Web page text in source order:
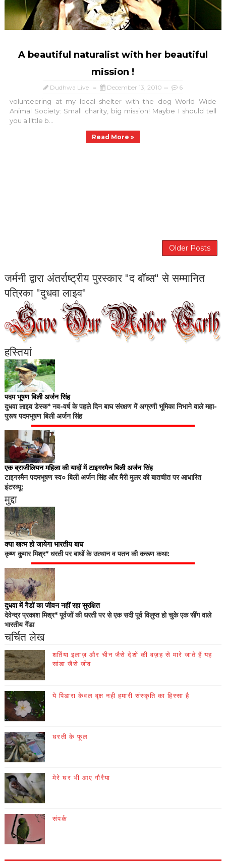
A beautiful naturalist with her beautiful
mission !
Dudhwa Live December 13, 2010 6
volunteering at my local shelter with the dog World Wide
Animal Society: Small charity, big mission! Maybe I should tell
you a little b...
Read More »
Older Posts
जर्मनी द्वारा अंतर्राष्ट्रीय पुरस्कार "द बॉब्स" से सम्मानित
पत्रिका "दुधवा लाइव"
हस्तियां
पदम भूषण बिली अर्जन सिंह
दुधवा लाइव डेस्क* नव-वर्ष के पहले दिन बाघ संरक्षण में अग्रणी भूमिका निभाने वाले महा-
पुरूष पदमभूषण बिली अर्जन सिंह
एक ब्राजीलियन महिला की यादों में टाइगरमैन बिली अर्जन सिंह
टाइगरमैन पदमभूषण स्व० बिली अर्जन सिंह और मैरी मुलर की बातचीत पर आधारित
इंटरव्यू:
मुद्दा
क्या खत्म हो जायेगा भारतीय बाघ
कृष्ण कुमार मिश्र* धरती पर बाघों के उत्थान व पतन की करूण कथा:
दुधवा में गैडों का जीवन नहीं रहा सुरक्षित
देवेन्द्र प्रकाश मिश्र* पूर्वजों की धरती पर से एक सदी पूर्व विलुप्त हो चुके एक सींग वाले
भारतीय गैंडा
चर्चित लेख
शर्तिया इलाज़ और चीन जैसे देशों की वज़ह से मारे जाते हैं यह
सांडा जैसे जीव
ये पिंडारा केवल वृक्ष नही हमारी संस्कृति का हिस्सा है
धरती के फूल
मेरे घर भी आए गौरैया
संपर्क